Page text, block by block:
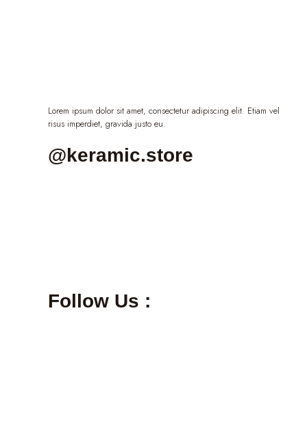
Lorem ipsum dolor sit amet, consectetur adipiscing elit. Etiam vel
risus imperdiet, gravida justo eu.
@keramic.store
Follow Us :